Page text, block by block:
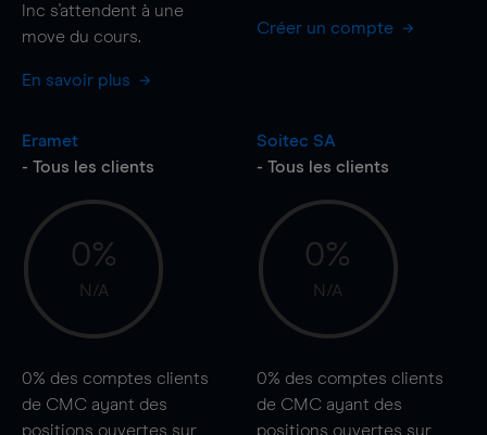
Inc s'attendent à une
move du cours.
En savoir plus
Créer un compte
Eramet
- Tous les clients
0%
N/A
0% des comptes clients
de CMC ayant des
positions ouvertes sur
Soitec SA
- Tous les clients
0%
N/A
0% des comptes clients
de CMC ayant des
positions ouvertes sur